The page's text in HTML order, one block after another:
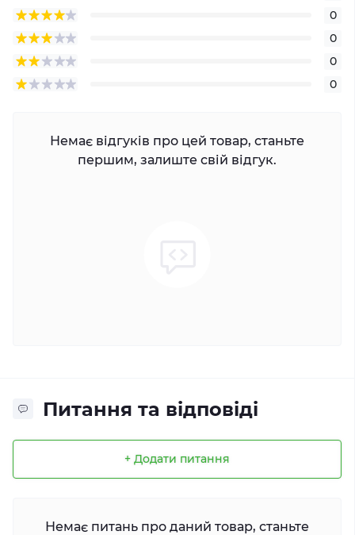
0
0
0
0
Немає відгуків про цей товар, станьте
першим, залиште свій відгук.
Питання та відповіді
+ Додати питання
Немає питань про даний товар, станьте